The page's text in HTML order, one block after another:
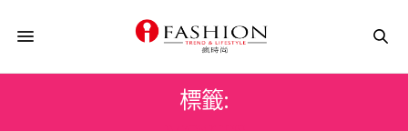
標籤: